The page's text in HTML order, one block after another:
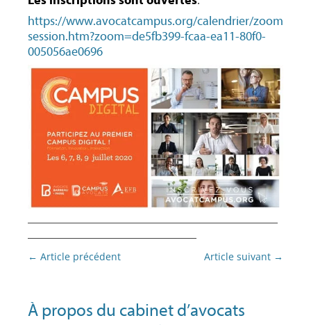
https://www.avocatcampus.org/calendrier/zoom
session.htm?zoom=de5fb399-fcaa-ea11-80f0-
005056ae0696
Navigation
← Article précédent Article suivant →
À propos du cabinet d’avocats